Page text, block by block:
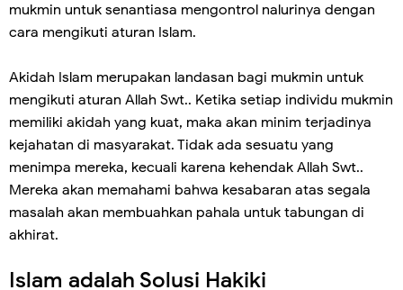
mukmin untuk senantiasa mengontrol nalurinya dengan
cara mengikuti aturan Islam.
Akidah Islam merupakan landasan bagi mukmin untuk
mengikuti aturan Allah Swt.. Ketika setiap individu mukmin
memiliki akidah yang kuat, maka akan minim terjadinya
kejahatan di masyarakat. Tidak ada sesuatu yang
menimpa mereka, kecuali karena kehendak Allah Swt..
Mereka akan memahami bahwa kesabaran atas segala
masalah akan membuahkan pahala untuk tabungan di
akhirat.
Islam adalah Solusi Hakiki